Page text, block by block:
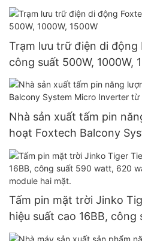
công suất 30W, 50W,
IP66.
Trạm lưu trữ điện di động
công suất 500W, 1000W,
Nhà sản xuất tấm pin
hoạt Foxtech Balcony
Trung Quốc
Tấm pin mặt trời Jinko
hiệu suất cao 16BB,
watt, 630 watt, 650 watt,